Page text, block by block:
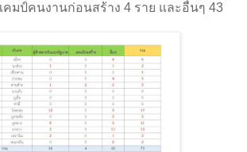
มป์คนงานก่อนสร้าง 4 ราย และอื่นๆ 43